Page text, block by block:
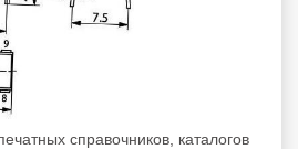
справочников, каталогов